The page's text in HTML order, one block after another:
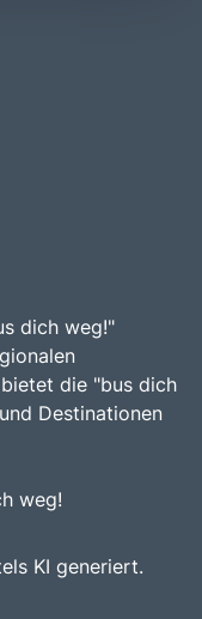
dich weg!"
die "bus dich
Destinationen
weg!
KI generiert.